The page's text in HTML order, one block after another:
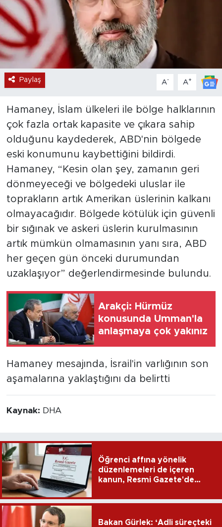
Paylaş A- A+
Hamaney, İslam ülkeleri ile bölge halklarının
çok fazla ortak kapasite ve çıkara sahip
olduğunu kaydederek, ABD'nin bölgede
eski konumunu kaybettiğini bildirdi.
Hamaney, “Kesin olan şey, zamanın geri
dönmeyeceği ve bölgedeki uluslar ile
toprakların artık Amerikan üslerinin kalkanı
olmayacağıdır. Bölgede kötülük için güvenli
bir sığınak ve askeri üslerin kurulmasının
artık mümkün olmamasının yanı sıra, ABD
her geçen gün önceki durumundan
uzaklaşıyor” değerlendirmesinde bulundu.
Arakçi: Hürmüz
konusunda Umman'la
anlaşmaya çok yakınız
Hamaney mesajında, İsrail'in varlığının son
aşamalarına yaklaştığını da belirtti
Kaynak: DHA
Öğrenci affına yönelik
düzenlemeleri de içeren
kanun, Resmi Gazete'de
Bakan Gürlek: ‘Adli süreçteki